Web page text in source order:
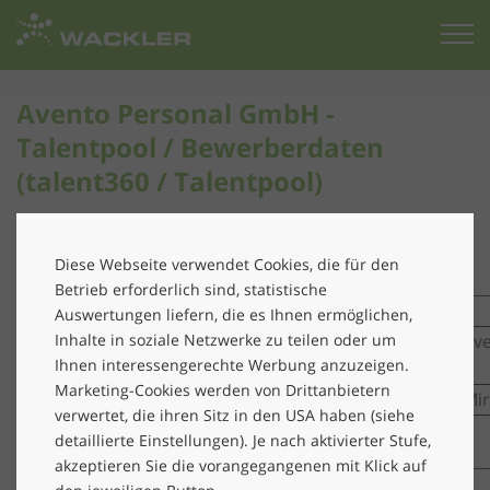
Diese Webseite verwendet Cookies, die für den
Betrieb erforderlich sind, statistische
Auswertungen liefern, die es Ihnen ermöglichen,
Inhalte in soziale Netzwerke zu teilen oder um
Ihnen interessengerechte Werbung anzuzeigen.
Marketing-Cookies werden von Drittanbietern
verwertet, die ihren Sitz in den USA haben (siehe
detaillierte Einstellungen). Je nach aktivierter Stufe,
akzeptieren Sie die vorangegangenen mit Klick auf
Avento Personal GmbH -
Talentpool / Bewerberdaten
(talent360 / Talentpool)
Angaben zum Verantwortlichen
Verantwortlicher
gemäß Art. 4 Abs. 7 EU-DSGVO
Datenschutzbeauftragter
Zweck und Rechtsgrundlage